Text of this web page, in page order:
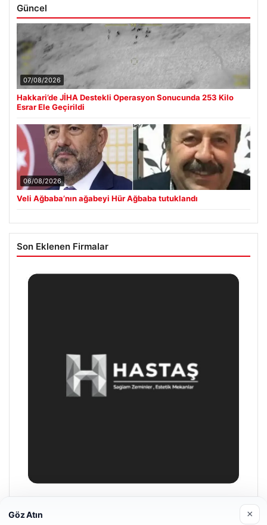
Güncel
07/08/2026
Hakkari’de JİHA Destekli Operasyon Sonucunda 253 Kilo
Esrar Ele Geçirildi
06/08/2026
Veli Ağbaba’nın ağabeyi Hür Ağbaba tutuklandı
Son Eklenen Firmalar
Hastaş Beton
Göz Atın ×